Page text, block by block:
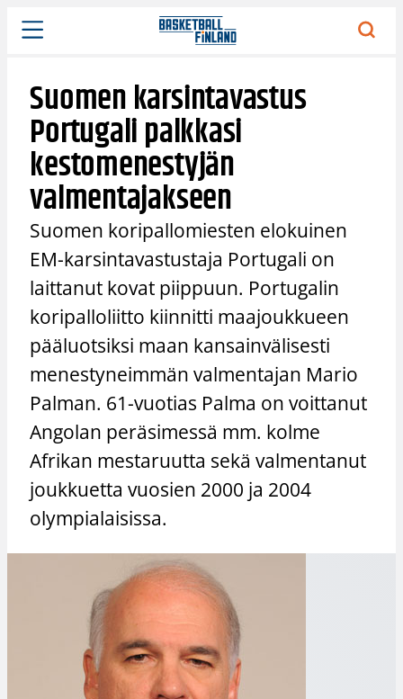
Siirry
sisältöön
Suomen karsintavastus
Portugali palkkasi
kestomenestyjän
valmentajakseen
Suomen koripallomiesten elokuinen
EM-karsintavastustaja Portugali on
laittanut kovat piippuun. Portugalin
koripalloliitto kiinnitti maajoukkueen
pääluotsiksi maan kansainvälisesti
menestyneimmän valmentajan Mario
Palman. 61-vuotias Palma on voittanut
Angolan peräsimessä mm. kolme
Afrikan mestaruutta sekä valmentanut
joukkuetta vuosien 2000 ja 2004
olympialaisissa.